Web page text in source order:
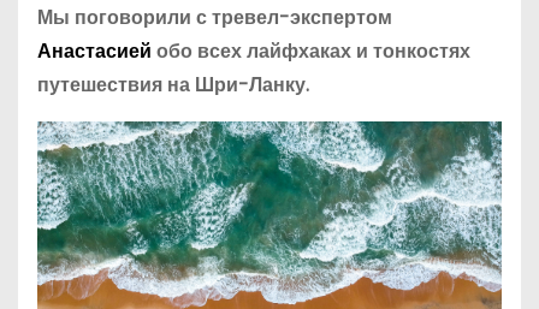
Мы поговорили с тревел-экспертом
Анастасией обо всех лайфхаках и тонкостях
путешествия на Шри-Ланку.